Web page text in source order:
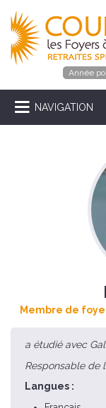
Année
NAVIGATION
Membre de
a étudié avec
Responsable de
Langues :